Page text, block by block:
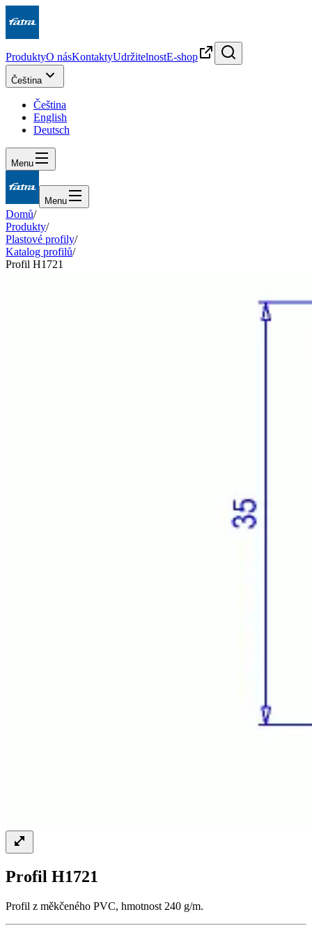
ProduktyO násKontaktyUdržitelnostE-shop
Čeština
Čeština
English
Deutsch
Menu
Menu
Domů/
Produkty/
Plastové profily/
Katalog profilů/
Profil H1721
Profil H1721
Profil z měkčeného PVC, hmotnost 240 g/m.